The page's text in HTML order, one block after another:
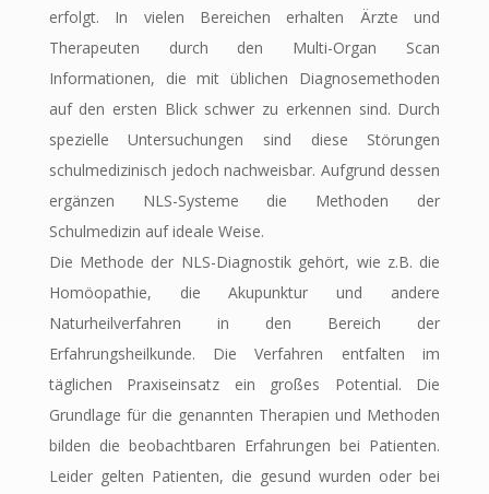
erfolgt. In vielen Bereichen erhalten Ärzte und
Therapeuten durch den Multi-Organ Scan
Informationen, die mit üblichen Diagnosemethoden
auf den ersten Blick schwer zu erkennen sind. Durch
spezielle Untersuchungen sind diese Störungen
schulmedizinisch jedoch nachweisbar. Aufgrund dessen
ergänzen NLS-Systeme die Methoden der
Schulmedizin auf ideale Weise.
Die Methode der NLS-Diagnostik gehört, wie z.B. die
Homöopathie, die Akupunktur und andere
Naturheilverfahren in den Bereich der
Erfahrungsheilkunde. Die Verfahren entfalten im
täglichen Praxiseinsatz ein großes Potential. Die
Grundlage für die genannten Therapien und Methoden
bilden die beobachtbaren Erfahrungen bei Patienten.
Leider gelten Patienten, die gesund wurden oder bei